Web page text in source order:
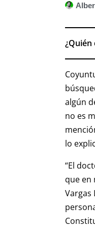
algún
no es
lo
“El
que en
Vargas